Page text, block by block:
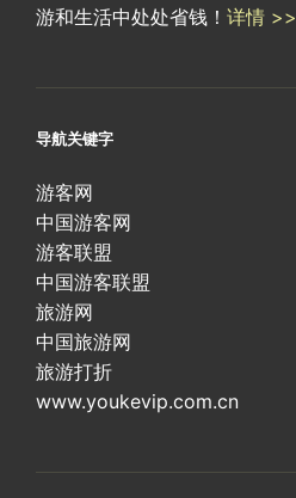
游和生活中处处省钱！ 详情 >>
导航关键字
游客网
中国游客网
游客联盟
中国游客联盟
旅游网
中国旅游网
旅游打折
www.youkevip.com.cn